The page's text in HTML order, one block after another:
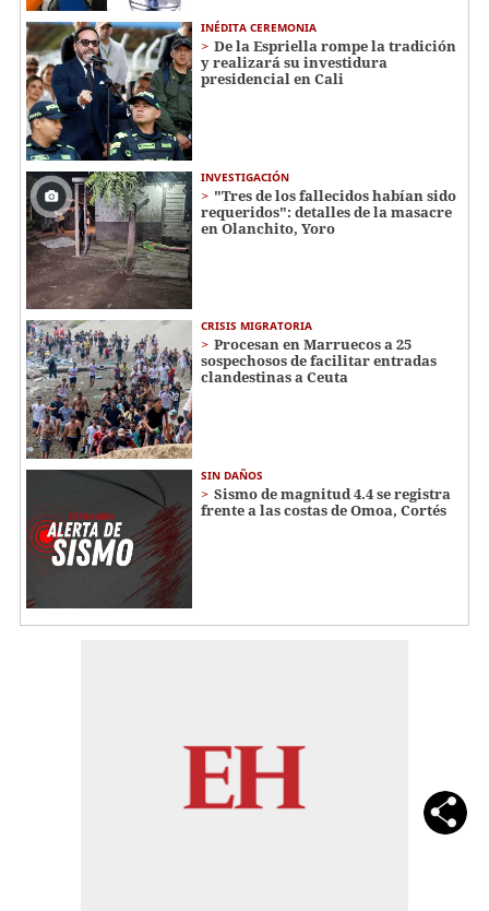
INÉDITA CEREMONIA
De la Espriella rompe la tradición
y realizará su investidura
presidencial en Cali
INVESTIGACIÓN
"Tres de los fallecidos habían sido
requeridos": detalles de la masacre
en Olanchito, Yoro
CRISIS MIGRATORIA
Procesan en Marruecos a 25
sospechosos de facilitar entradas
clandestinas a Ceuta
SIN DAÑOS
Sismo de magnitud 4.4 se registra
frente a las costas de Omoa, Cortés